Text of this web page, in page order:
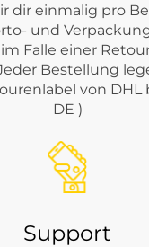
dir einmalig pro
und
Falle einer
Bestellung
von DHL
DE )
Support